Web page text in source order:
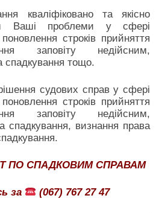
кваліфіковано та якісно
Ваші проблеми у сфері
строків прийняття
заповіту недійсним,
спадкування тощо.
судових справ у сфері
строків прийняття
заповіту недійсним,
спадкування, визнання права
ПО СПАДКОВИМ СПРАВАМ
за (067) 767 27 47